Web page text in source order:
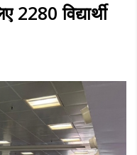
विद्यार्थी